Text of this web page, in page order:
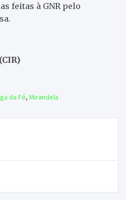
feitas à GNR pelo
da Fé, Mirandela